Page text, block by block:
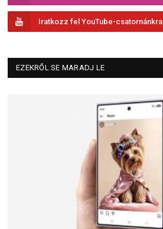
Iratkozz fel YouTube-csatornánkra
EZEKRŐL SE MARADJ LE